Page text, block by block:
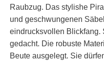
Raubzug. Das stylishe
und geschwungenen
eindrucksvollen Blickfang.
gedacht. Die robuste
Beute ausgelegt. Sie